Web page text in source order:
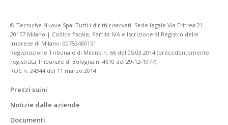
© Tecniche Nuove Spa. Tutti i diritti riservati. Sede legale Via Eritrea 21 -
20157 Milano | Codice fiscale, Partita IVA e Iscrizione al Registro delle
imprese di Milano: 00753480151
Registrazione Tribunale di Milano n. 66 del 05.03.2014 (precedentemente
registrata Tribunale di Bologna n. 4610 del 29-12-1977)
ROC n. 24344 del 11 marzo 2014
Prezzi suini
Notizie dalle aziende
Documenti